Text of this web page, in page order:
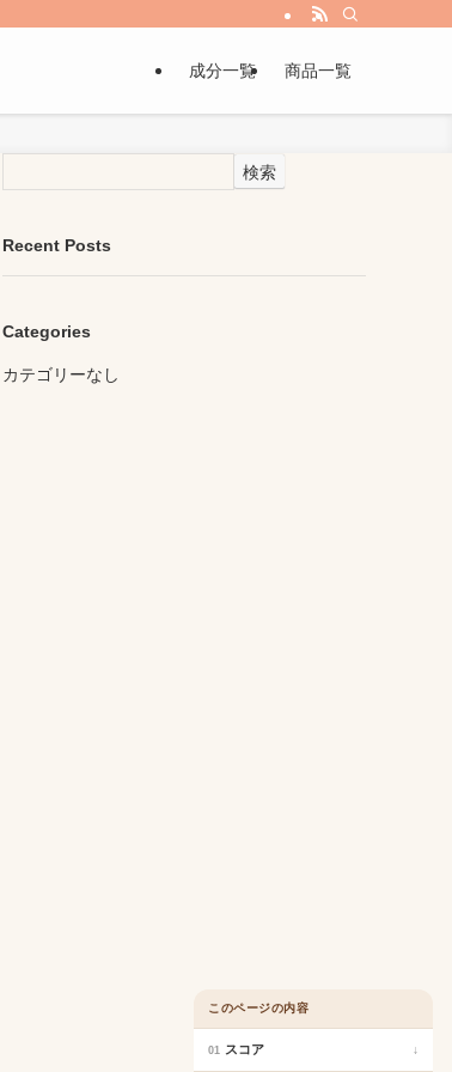
成分一覧 商品一覧
検索
Recent Posts
Categories
カテゴリーなし
このページの内容
01 スコア ↓